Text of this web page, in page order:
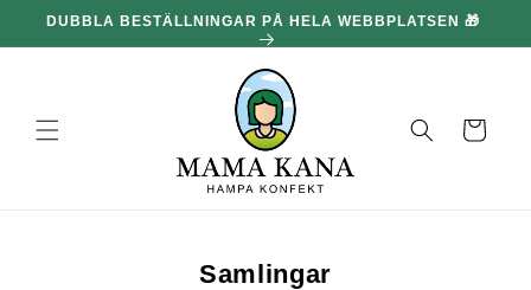
och gå
DUBBLA BESTÄLLNINGAR PÅ HELA WEBBPLATSEN 🎁
Korg
Samlingar